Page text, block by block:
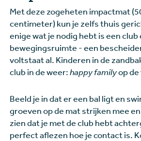
Met deze zogeheten impactmat
centimeter) kun je zelfs thuis
enige wat je nodig hebt is een club
bewegingsruimte - een
voltstaat al. Kinderen in de
club in de weer:happy familyop de
Beeld je in dat er een bal ligt en
groeven op de mat strijken mee
zien dat je met de club hebt
perfect aflezen hoe je contact is.